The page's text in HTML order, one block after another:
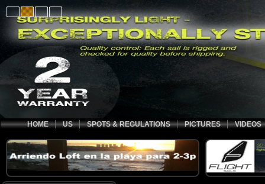
HOME US SPOTS & REGULATIONS PICTURES VIDEOS